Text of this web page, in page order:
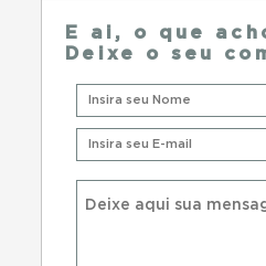
E ai, o que
Deixe o seu